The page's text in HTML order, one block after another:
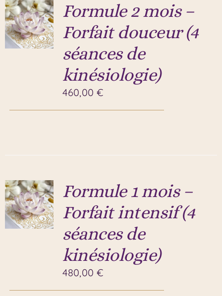
Formule 2 mois –
Forfait douceur (4
séances de
kinésiologie)
460,00 €
Formule 1 mois –
Forfait intensif (4
séances de
kinésiologie)
480,00 €